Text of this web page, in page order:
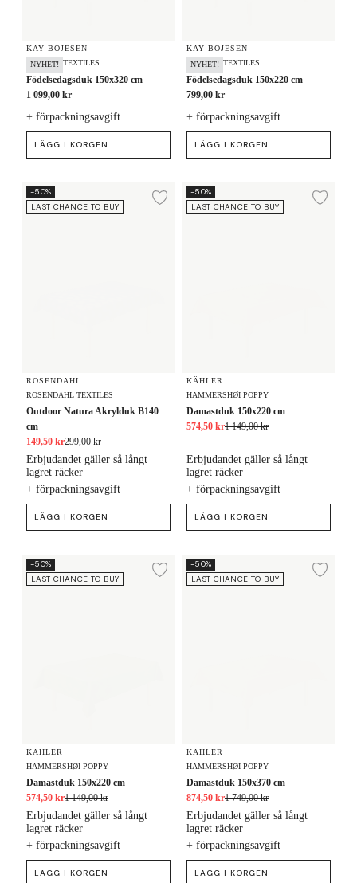
KAY BOJESEN
NYHET! TEXTILES
Födelsedagsduk 150x320 cm
1 099,00 kr
+ förpackningsavgift
LÄGG I KORGEN
KAY BOJESEN
NYHET! TEXTILES
Födelsedagsduk 150x220 cm
799,00 kr
+ förpackningsavgift
LÄGG I KORGEN
Outdoor Natura Akrylduk B140 cm
-50%
LAST CHANCE TO BUY
Lägg till i önskelista
ROSENDAHL
ROSENDAHL TEXTILES
Outdoor Natura Akrylduk B140
cm
149,50 kr299,00 kr
+ förpackningsavgift
Erbjudandet gäller så långt
lagret räcker
LÄGG I KORGEN
Damastduk 150x220 cm
-50%
LAST CHANCE TO BUY
KÄHLER
HAMMERSHØI POPPY
Damastduk 150x220 cm
574,50 kr1 149,00 kr
+ förpackningsavgift
Erbjudandet gäller så långt
lagret räcker
LÄGG I KORGEN
Damastduk 150x220 cm
-50%
LAST CHANCE TO BUY
Lägg till i önskelista
KÄHLER
HAMMERSHØI POPPY
Damastduk 150x220 cm
574,50 kr1 149,00 kr
+ förpackningsavgift
Erbjudandet gäller så långt
lagret räcker
LÄGG I KORGEN
Damastduk 150x370 cm
-50%
LAST CHANCE TO BUY
KÄHLER
HAMMERSHØI POPPY
Damastduk 150x370 cm
874,50 kr1 749,00 kr
+ förpackningsavgift
Erbjudandet gäller så långt
lagret räcker
LÄGG I KORGEN